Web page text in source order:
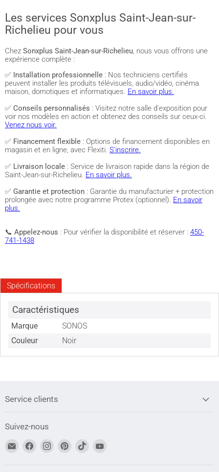
Les services Sonxplus Saint-Jean-sur-
Richelieu pour vous
Chez Sonxplus Saint-Jean-sur-Richelieu, nous vous offrons une
expérience complète :
✅ Installation professionnelle : Nos techniciens certifiés
peuvent installer les produits télévisuels, audio/vidéo, cinéma
maison, domotiques et informatiques. En savoir plus.
✅ Conseils personnalisés : Visitez notre salle d'exposition pour
voir nos modèles en action et obtenez des conseils sur ceux-ci.
Venez nous voir.
✅ Financement flexible : Options de financement disponibles en
magasin et en ligne, avec Flexiti. S'inscrire.
✅ Livraison locale : Service de livraison rapide dans la région de
Saint-Jean-sur-Richelieu. En savoir plus.
✅ Garantie et protection : Garantie du manufacturier + protection
prolongée avec notre programme Protex (optionnel). En savoir
plus.
📞 Appelez-nous : Pour vérifier la disponibilité et réserver : 450-
741-1438
Spécifications
Caractéristiques
Marque
SONOS
Couleur
Noir
Service clients
Suivez-nous
Trouvez-Trouvez-Trouvez-Trouvez-Trouvez-